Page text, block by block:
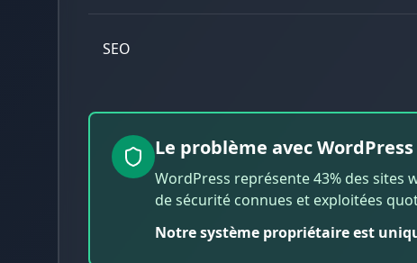
SEO
Le problème avec WordPress
WordPress représente 43% des sites
de sécurité connues et exploitées
Notre système propriétaire est